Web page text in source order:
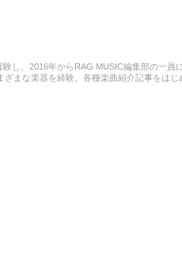
し、2016年からRAG MUSIC編集部の一員
まな楽器を経験。各種楽曲紹介記事をはじ